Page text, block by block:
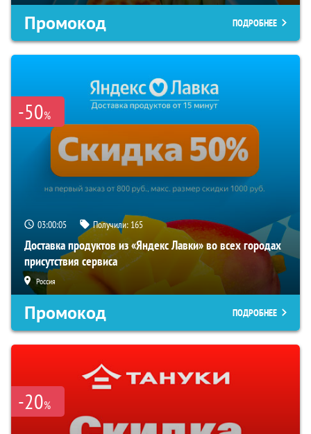
Промокод ПОДРОБНЕЕ
-50%
03:00:05 Получили: 165
Доставка продуктов из «Яндекс Лавки» во всех городах
присутствия сервиса
Россия
Промокод ПОДРОБНЕЕ
-20%